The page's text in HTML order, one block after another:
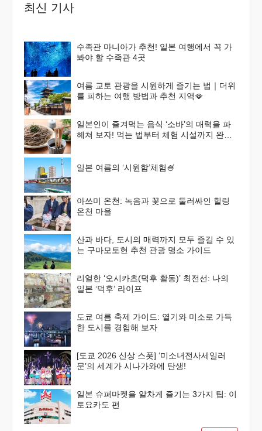
최신 기사
수족관 마니아가 추천! 일본 여행에서 꼭 가
봐야 할 수족관 4곳
여름 교토 관광을 시원하게 즐기는 법｜더위
를 피하는 여행 방법과 추천 지역🪭
일본인이 즐겨먹는 음식 ‘소바’의 매력을 파
헤쳐 보자! 먹는 법부터 체험 시설까지 완벽
일본 여름의 ‘시원함’체험🍧
아쓰미 온천: 녹음과 꽃으로 둘러싸인 힐링
온천 마을
산과 바다, 도시의 매력까지 모두 즐길 수 있
는 구마모토현 추천 관광 명소 가이드
리얼한 ‘오시카츠(덕후 활동)’ 최전선: 나의
일본 ‘덕후’ 라이프
도쿄 여름 축제 가이드: 열기와 미소로 가득
한 도시를 경험해 보자
[도쿄 2026 신상 스폿] ‘미소녀전사세일러
문’의 세계가 시나가와에 탄생!
일본 슈퍼마켓을 알차게 즐기는 3가지 팁: 이
토요카도 편